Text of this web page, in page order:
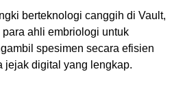
berteknologi canggih di Vault,
ahli embriologi untuk
spesimen secara efisien
jejak digital yang lengkap.